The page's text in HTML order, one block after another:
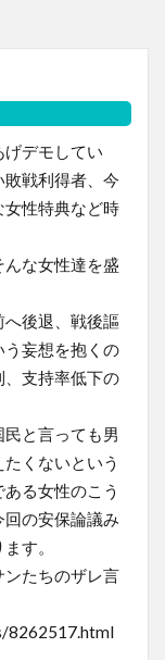
デモしてい
戦利得者、今
性特典など時
な女性達を盛
後退、戦後謳
妄想を抱くの
、支持率低下の
と言っても男
くないという
る女性のこう
の安保論議み
す。
たちのザレ言
8262517.html